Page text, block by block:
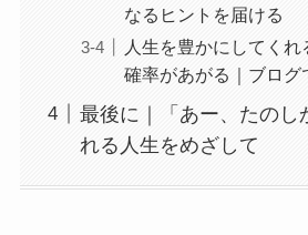
なるヒントを届ける
人生を豊かにしてく
確率があがる｜ブログ
最後に｜「あー、たのし
れる人生をめざして